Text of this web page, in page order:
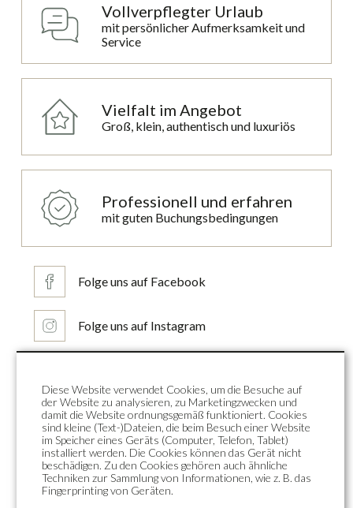
Vollverpflegter Urlaub
mit persönlicher Aufmerksamkeit und
Service
Vielfalt im Angebot
Groß, klein, authentisch und luxuriös
Professionell und erfahren
mit guten Buchungsbedingungen
Folge uns auf Facebook
Folge uns auf Instagram
Zon Zee Strand
Nachrichten
Häufig gestellte Fragen
Angebote
Über uns
Diese Website verwendet Cookies, um die Besuche auf
der Website zu analysieren, zu Marketingzwecken und
damit die Website ordnungsgemäß funktioniert. Cookies
sind kleine (Text-)Dateien, die beim Besuch einer Website
im Speicher eines Geräts (Computer, Telefon, Tablet)
installiert werden. Die Cookies können das Gerät nicht
beschädigen. Zu den Cookies gehören auch ähnliche
Techniken zur Sammlung von Informationen, wie z. B. das
Fingerprinting von Geräten.